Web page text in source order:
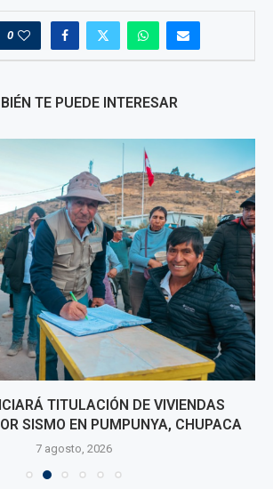
0
TE PUEDE INTERESAR
TITULACIÓN DE VIVIENDAS
SISMO EN PUMPUNYA, CHUPACA
7 agosto, 2026